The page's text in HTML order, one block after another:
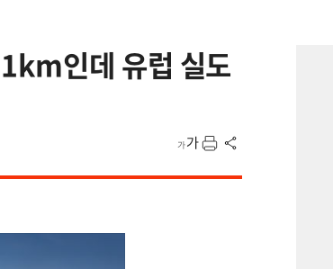
인데 유럽 실도